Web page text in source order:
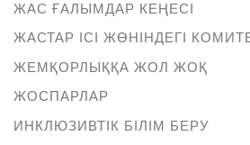
ЖАС ҒАЛЫМДАР КЕҢЕСІ
ЖАСТАР ІСІ ЖӨНІНДЕГІ
ЖЕМҚОРЛЫҚҚА ЖОЛ ЖОҚ
ЖОСПАРЛАР
ИНКЛЮЗИВТІК БІЛІМ БЕРУ